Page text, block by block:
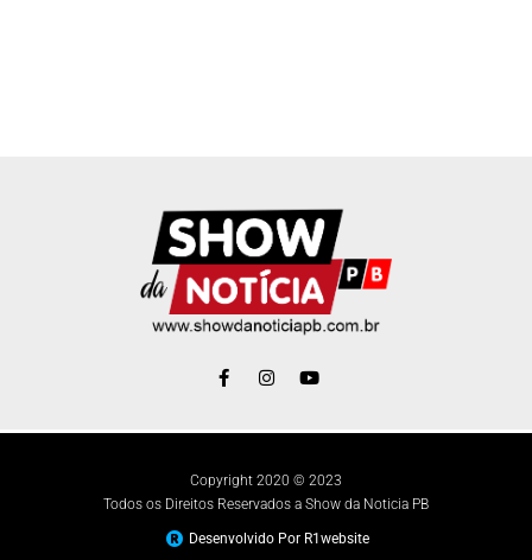
Copyright 2020 © 2023
Todos os Direitos Reservados a Show da Noticia PB
Desenvolvido Por R1website